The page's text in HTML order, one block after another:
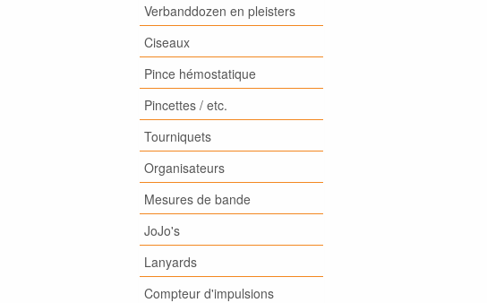
Verbanddozen en pleisters
Ciseaux
Pince hémostatique
Pincettes / etc.
Tourniquets
Organisateurs
Mesures de bande
JoJo's
Lanyards
Compteur d'impulsions